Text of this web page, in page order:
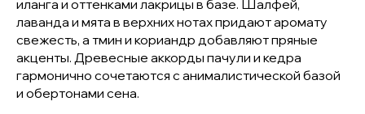
иланга и оттенками лакрицы в базе. Шалфей,
лаванда и мята в верхних нотах придают аромату
свежесть, а тмин и кориандр добавляют пряные
акценты. Древесные аккорды пачули и кедра
гармонично сочетаются с анималистической базой
и обертонами сена.